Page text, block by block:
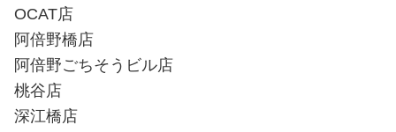
OCAT店
阿倍野橋店
阿倍野ごちそうビル店
桃谷店
深江橋店